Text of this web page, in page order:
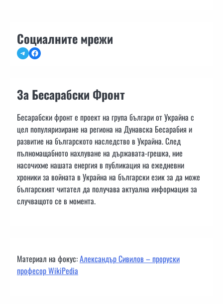
Социалните мрежи
TelegramFacebook
За Бесарабски Фронт
Бесарабски фронт е проект на група българи от Украйна с
цел популяризиране на региона на Дунавска Бесарабия и
развитие на българското наследство в Украйна. След
пълномащабното нахлуване на държавата-грешка, ние
насочихме нашата енергия в публикация на ежедневни
хроники за войната в Украйна на български език за да може
българският читател да получава актуална информация за
случващото се в момента.
Материал на фокус:Александър Сивилов – проруски
професор WikiPedia